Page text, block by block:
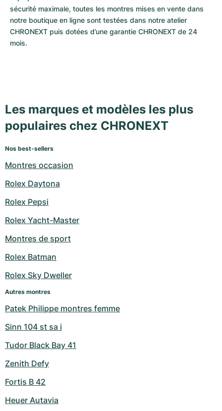
sécurité maximale, toutes les montres mises en vente dans
notre boutique en ligne sont testées dans notre atelier
CHRONEXT puis dotées d’une garantie CHRONEXT de 24
mois.
Les marques et modèles les plus
populaires chez CHRONEXT
Nos best-sellers
Montres occasion
Rolex Daytona
Rolex Pepsi
Rolex Yacht-Master
Montres de sport
Rolex Batman
Rolex Sky Dweller
Autres montres
Patek Philippe montres femme
Sinn 104 st sa i
Tudor Black Bay 41
Zenith Defy
Fortis B 42
Heuer Autavia